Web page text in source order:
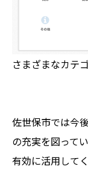
さまざまなカテ
佐世保市では今
の充実を図って
有効に活用して